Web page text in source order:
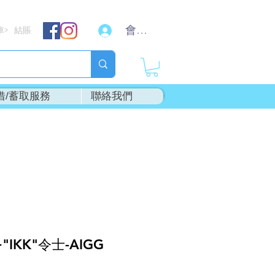
結賬 會員登入
/蓄取服務 聯絡我們
令士-AIGG